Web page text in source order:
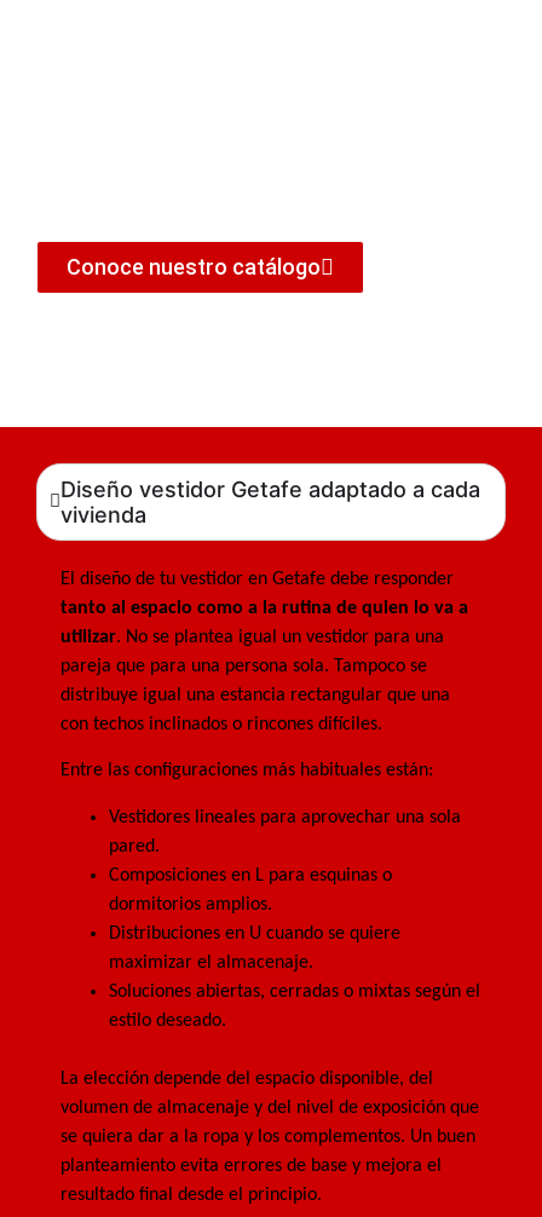
Conoce nuestro catálogo
Diseño vestidor Getafe adaptado a cada
vivienda
El diseño de tu vestidor en Getafe debe responder
tanto al espacio como a la rutina de quien lo va a
utilizar. No se plantea igual un vestidor para una
pareja que para una persona sola. Tampoco se
distribuye igual una estancia rectangular que una
con techos inclinados o rincones difíciles.
Entre las configuraciones más habituales están:
Vestidores lineales para aprovechar una sola
pared.
Composiciones en L para esquinas o
dormitorios amplios.
Distribuciones en U cuando se quiere
maximizar el almacenaje.
Soluciones abiertas, cerradas o mixtas según el
estilo deseado.
La elección depende del espacio disponible, del
volumen de almacenaje y del nivel de exposición que
se quiera dar a la ropa y los complementos. Un buen
planteamiento evita errores de base y mejora el
resultado final desde el principio.